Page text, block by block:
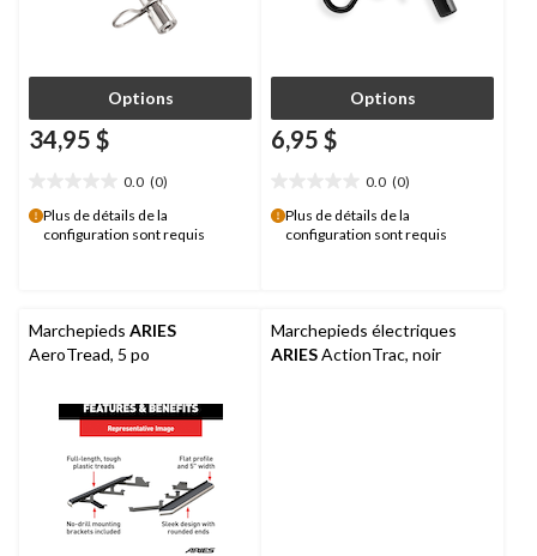
Options
34,95 $
0.0 (0)
étoile(s)
sur
Plus de détails de la
configuration sont requis
Options
6,95 $
0.0 (0)
étoile(s)
sur
Plus de détails de la
configuration sont requis
Marchepieds ARIES
AeroTread, 5 po
Marchepieds électriques
ARIESActionTrac, noir